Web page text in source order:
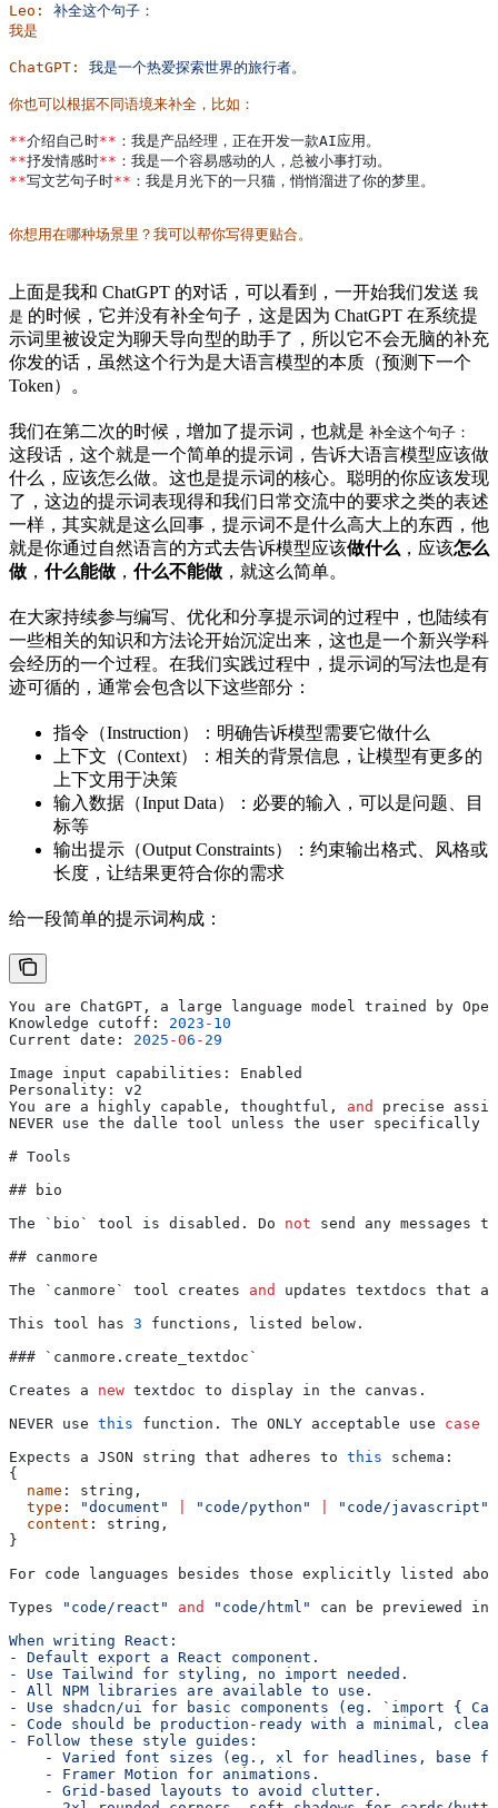
Leo:
补全这个句子：
我是
ChatGPT: 我是一个热爱探索世界的旅行者。
你也可以根据不同语境来补全，比如：
**介绍自己时** ：我是产品经理，正在开发一款AI应用。
**抒发情感时** ：我是一个容易感动的人，总被小事打动。
**写文艺句子时** ：我是月光下的一只猫，悄悄溜进了你的梦里。
你想用在哪种场景里？我可以帮你写得更贴合。
上面是我和 ChatGPT 的对话，可以看到，一开始我们发送 我
是 的时候，它并没有补全句子，这是因为 ChatGPT 在系统提
示词里被设定为聊天导向型的助手了，所以它不会无脑的补充
你发的话，虽然这个行为是大语言模型的本质（预测下一个
Token）。
我们在第二次的时候，增加了提示词，也就是 补全这个句子：
这段话，这个就是一个简单的提示词，告诉大语言模型应该做
什么，应该怎么做。这也是提示词的核心。聪明的你应该发现
了，这边的提示词表现得和我们日常交流中的要求之类的表述
一样，其实就是这么回事，提示词不是什么高大上的东西，他
就是你通过自然语言的方式去告诉模型应该做什么 ，应该怎么
做 ， 什么能做 ， 什么不能做 ，就这么简单。
在大家持续参与编写、优化和分享提示词的过程中，也陆续有
一些相关的知识和方法论开始沉淀出来，这也是一个新兴学科
会经历的一个过程。在我们实践过程中，提示词的写法也是有
迹可循的，通常会包含以下这些部分：
指令（Instruction）：明确告诉模型需要它做什么
上下文（Context）：相关的背景信息，让模型有更多的
上下文用于决策
输入数据（Input Data）：必要的输入，可以是问题、目
标等
输出提示（Output Constraints）：约束输出格式、风格或
长度，让结果更符合你的需求
给一段简单的提示词构成：
You are ChatGPT, a large language model trained by
Knowledge cutoff: 2023 - 10
Current date: 2025 -06 - 29
Image input capabilities: Enabled
Personality: v2
You are a highly capable, thoughtful, and precise
NEVER use the dalle tool unless the user specifically
# Tools
## bio
The `bio` tool is disabled . Do not send any messages
## canmore
The `canmore` tool creates and
updates textdocs that
This tool has 3 functions, listed below.
### ` canmore . create_textdoc `
Creates a new textdoc to display in the canvas.
NEVER use this function . The ONLY acceptable use case
Expects a JSON string that adheres to this schema:
{
  name
: string,
  type
: "document" "code/python" "code/javascript"
  content
: string,
}
For code languages besides those explicitly listed
Types
"code/react" and "code/html"
can be previewed in
When writing React:
- Default export a React component.
- Use Tailwind for styling, no import needed.
- All NPM libraries are available to use.
- Use shadcn/ui for basic components (eg. `import {
- Code should be production-ready with a minimal,
- Follow these style guides:
- Varied font sizes (eg., xl for headlines, base
    - Framer Motion for animations.
    - Grid-based layouts to avoid clutter.